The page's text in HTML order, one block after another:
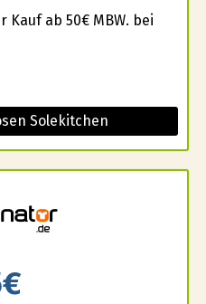
ab 50€ MBW. bei
Solekitchen